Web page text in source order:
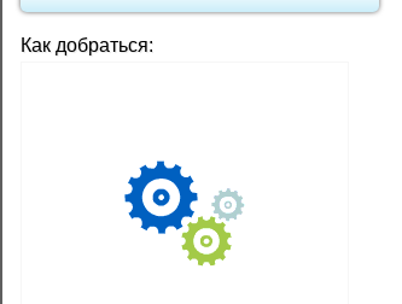
Как добраться: